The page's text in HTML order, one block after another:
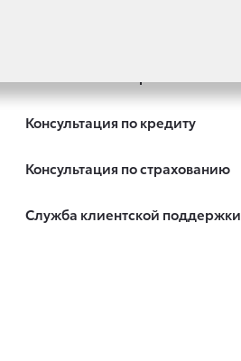
Консультация по кредиту
Консультация по страхованию
Служба клиентской поддержки